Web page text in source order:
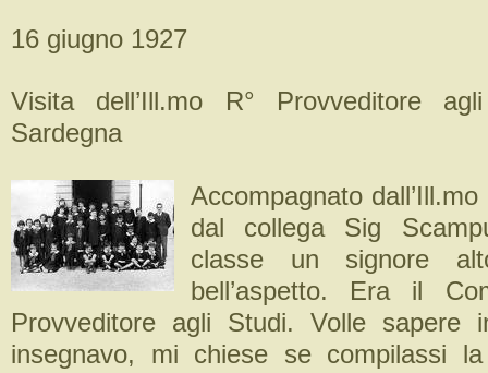
16 giugno 1927
Visita dell’Ill.mo R° Provveditore
Sardegna
Accompagnato
dal collega Sig
classe un signore
bell’aspetto. Era il
Provveditore agli Studi. Volle sapere
insegnavo, mi chiese se compilassi